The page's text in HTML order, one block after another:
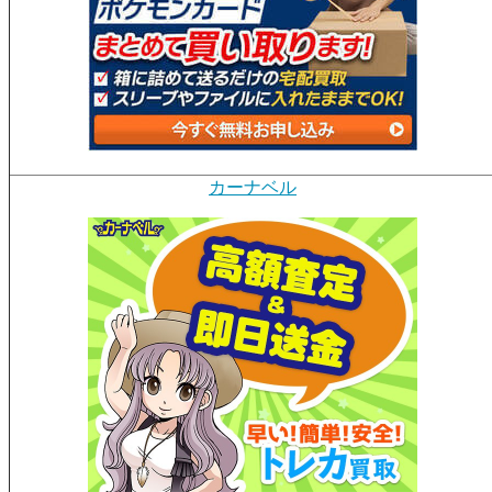
カーナベル